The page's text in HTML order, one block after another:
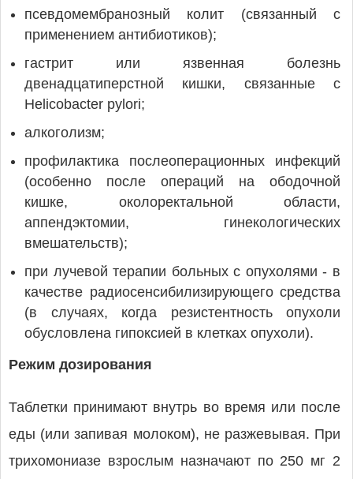
псевдомембранозный колит (связанный с
применением антибиотиков);
гастрит или язвенная болезнь
двенадцатиперстной кишки, связанные с
Helicobacter pylori;
алкоголизм;
профилактика послеоперационных инфекций
(особенно после операций на ободочной
кишке, околоректальной области,
аппендэктомии, гинекологических
вмешательств);
при лучевой терапии больных с опухолями - в
качестве радиосенсибилизирующего средства
(в случаях, когда резистентность опухоли
обусловлена гипоксией в клетках опухоли).
Режим дозирования
Таблетки принимают внутрь во время или после
еды (или запивая молоком), не разжевывая. При
трихомониазе взрослым назначают по 250 мг 2